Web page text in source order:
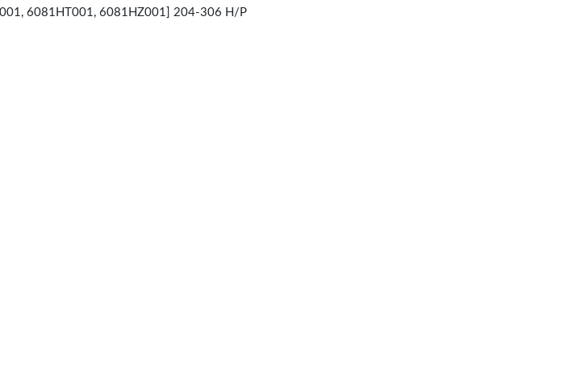
6081HT001, 6081HZ001] 204-306 H/P